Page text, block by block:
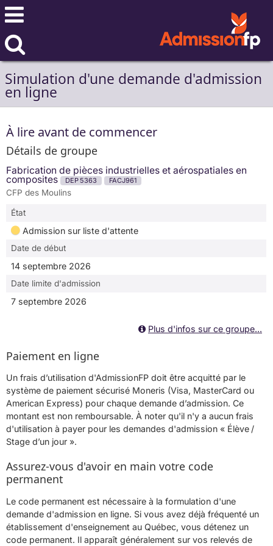
Simulation d'une demande d'admission
en ligne
À lire avant de commencer
Détails de groupe
Fabrication de pièces industrielles et aérospatiales en
composites DEP 5363 FACJ961
CFP des Moulins
État
Admission sur liste d'attente
Date de début
14 septembre 2026
Date limite d'admission
7 septembre 2026
Plus d'infos sur ce groupe...
Paiement en ligne
Un frais d’utilisation d'AdmissionFP doit être acquitté par le
système de paiement sécurisé Moneris (Visa, MasterCard ou
American Express) pour chaque demande d’admission. Ce
montant est non remboursable. À noter qu'il n'y a aucun frais
d'utilisation à payer pour les demandes d'admission « Élève /
Stage d’un jour ».
Assurez-vous d'avoir en main votre code
permanent
Le code permanent est nécessaire à la formulation d'une
demande d'admission en ligne. Si vous avez déjà fréquenté un
établissement d'enseignement au Québec, vous détenez un
code permanent. Il apparaît généralement sur vos relevés de